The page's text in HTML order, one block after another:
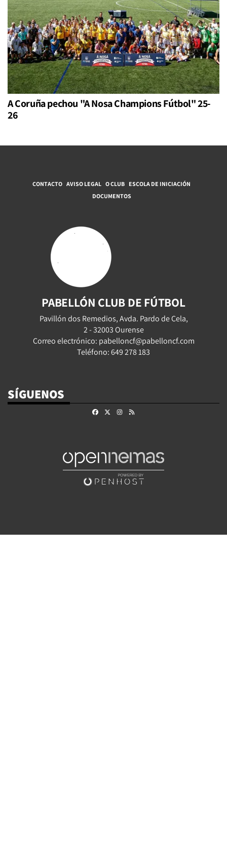
A Coruña pechou "A Nosa Champions Fútbol" 25-
26
CONTACTO AVISO LEGAL O CLUB ESCOLA DE INICIACIÓN
DOCUMENTOS
PABELLÓN CLUB DE FÚTBOL
Pavillón dos Remedios, Avda. Pardo de Cela,
2 - 32003 Ourense
Correo electrónico: pabelloncf@pabelloncf.com
Teléfono: 649 278 183
SÍGUENOS
FacebookInstagram